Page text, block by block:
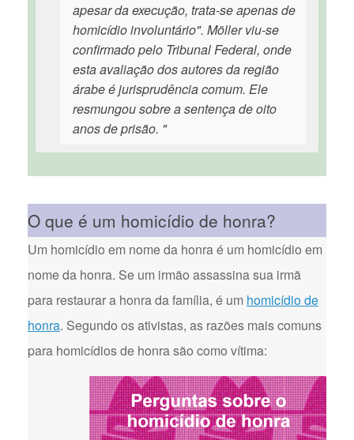
apesar da execução, trata-se apenas de
homicídio involuntário". Möller viu-se
confirmado pelo Tribunal Federal, onde
esta avaliação dos autores da região
árabe é jurisprudência comum. Ele
resmungou sobre a sentença de oito
anos de prisão. "
O que é um homicídio de honra?
Um homicídio em nome da honra é um homicídio em
nome da honra. Se um irmão assassina sua irmã
para restaurar a honra da família, é um homicídio de
honra. Segundo os ativistas, as razões mais comuns
para homicídios de honra são como vítima: